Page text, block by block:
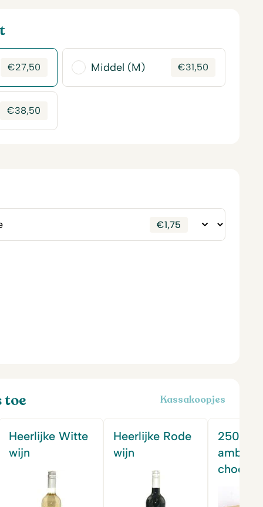
€27,50 Middel (M) €31,50
€38,50
€1,75
toe Kassakoopjes
Heerlijke Witte
wijn
Heerlijke Rode
wijn
250